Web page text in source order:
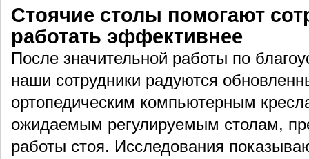
Стоячие столы помогают
работать эффективнее
После значительной работы по
наши сотрудники радуются
ортопедическим компьютерным
ожидаемым регулируемым столам,
работы стоя. Исследования